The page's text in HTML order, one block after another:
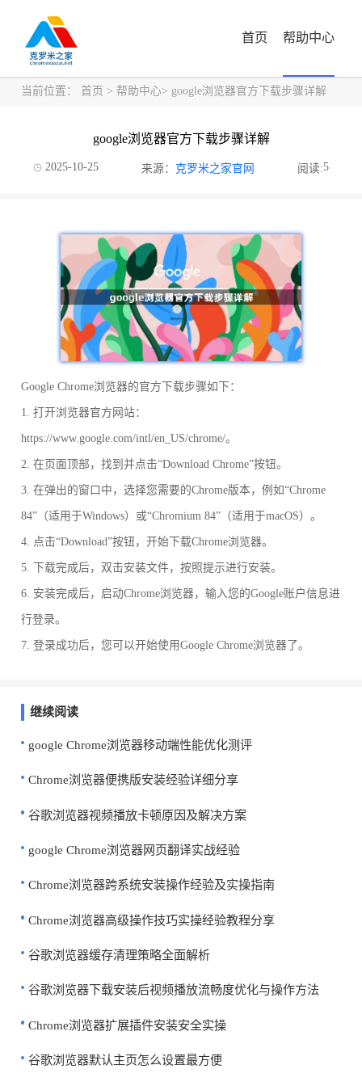
首页 帮助中心
当前位置： 首页 > 帮助中心> google浏览器官方下载步骤详解
google浏览器官方下载步骤详解
2025-10-25 来源： 克罗米之家官网 阅读:5
Google Chrome浏览器的官方下载步骤如下：
1. 打开浏览器官方网站：
https://www.google.com/intl/en_US/chrome/。
2. 在页面顶部，找到并点击“Download Chrome”按钮。
3. 在弹出的窗口中，选择您需要的Chrome版本，例如“Chrome
84”（适用于Windows）或“Chromium 84”（适用于macOS）。
4. 点击“Download”按钮，开始下载Chrome浏览器。
5. 下载完成后，双击安装文件，按照提示进行安装。
6. 安装完成后，启动Chrome浏览器，输入您的Google账户信息进
行登录。
7. 登录成功后，您可以开始使用Google Chrome浏览器了。
继续阅读
google Chrome浏览器移动端性能优化测评
Chrome浏览器便携版安装经验详细分享
谷歌浏览器视频播放卡顿原因及解决方案
google Chrome浏览器网页翻译实战经验
Chrome浏览器跨系统安装操作经验及实操指南
Chrome浏览器高级操作技巧实操经验教程分享
谷歌浏览器缓存清理策略全面解析
谷歌浏览器下载安装后视频播放流畅度优化与操作方法
Chrome浏览器扩展插件安装安全实操
谷歌浏览器默认主页怎么设置最方便